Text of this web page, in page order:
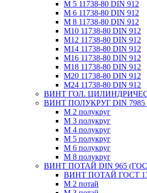
М 5 11738-80 DIN 912
М 6 11738-80 DIN 912
М 8 11738-80 DIN 912
М10 11738-80 DIN 912
М12 11738-80 DIN 912
М14 11738-80 DIN 912
М16 11738-80 DIN 912
М18 11738-80 DIN 912
М20 11738-80 DIN 912
М24 11738-80 DIN 912
ВИНТ ГОЛ.
ВИНТ ПОЛУКРУГ DIN 7985
М 2 полукруг
М 3 полукруг
М 4 полукруг
М 5 полукруг
М 6 полукруг
М 8 полукруг
ВИНТ ПОТАЙ DIN 965
ВИНТ ПОТАЙ ГОСТ
М 2 потай